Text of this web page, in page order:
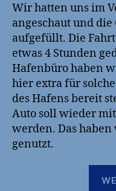
Wir hatten uns im
angeschaut und
aufgefüllt. Die
etwas 4 Stunden
Hafenbüro haben
hier extra für
des Hafens bereit
Auto soll wieder
werden. Das
genutzt.